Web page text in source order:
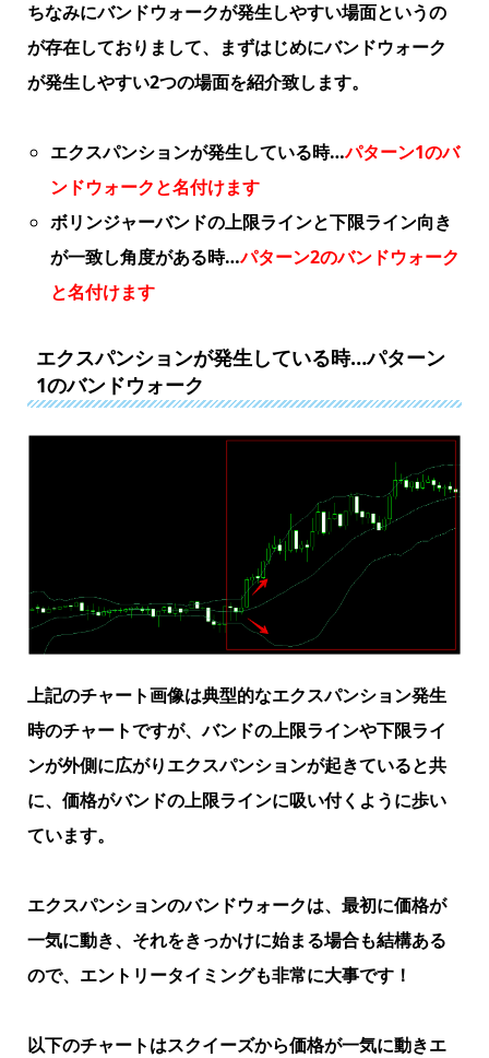
ちなみにバンドウォークが発生しやすい場面というの
が存在しておりまして、まずはじめにバンドウォーク
が発生しやすい2つの場面を紹介致します。
エクスパンションが発生している時…パターン1のバ
ンドウォークと名付けます
ボリンジャーバンドの上限ラインと下限ライン向き
が一致し角度がある時…パターン2のバンドウォーク
と名付けます
エクスパンションが発生している時…パターン
1のバンドウォーク
上記のチャート画像は典型的なエクスパンション発生
時のチャートですが、バンドの上限ラインや下限ライ
ンが外側に広がりエクスパンションが起きていると共
に、価格がバンドの上限ラインに吸い付くように歩い
ています。
エクスパンションのバンドウォークは、最初に価格が
一気に動き、それをきっかけに始まる場合も結構ある
ので、エントリータイミングも非常に大事です！
以下のチャートはスクイーズから価格が一気に動きエ